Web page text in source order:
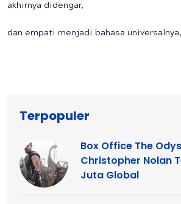
akhirnya didengar,
dan empati menjadi bahasa
Terpopuler
Box Office The
Christopher Nolan
Juta Global